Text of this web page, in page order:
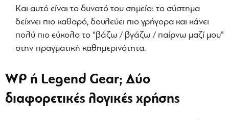
Και αυτό είναι το δυνατό του σημείο: το σύστημα
δείχνει πιο καθαρό, δουλεύει πιο γρήγορα και κάνει
πολύ πιο εύκολο το “βάζω / βγάζω / παίρνω μαζί μου”
στην πραγματική καθημερινότητα.
WP ή Legend Gear; Δύο
διαφορετικές λογικές χρήσης